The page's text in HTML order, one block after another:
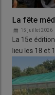
La fête
15 juillet 2026
La 15e
lieu les 18 et